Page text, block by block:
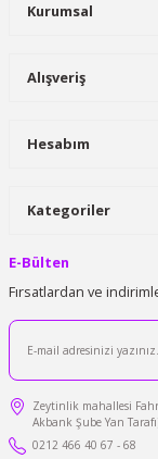
Kurumsal
Alışveriş
Hesabım
Kategoriler
E-Bülten
Fırsatlardan ve
Zeytinlik mahallesi
Akbank Şube Yan
0212 466 40 67 - 68